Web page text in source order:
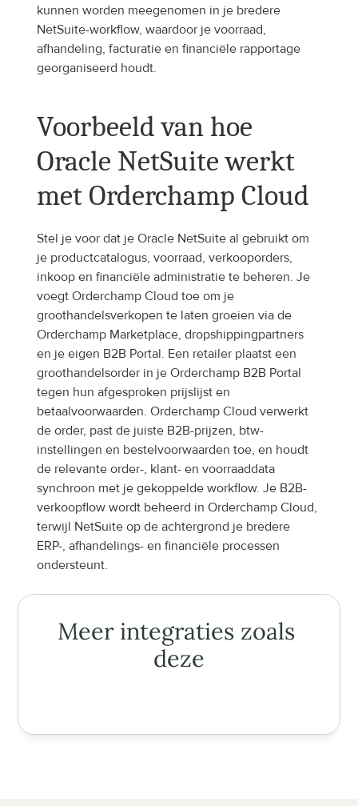
kunnen worden meegenomen in je bredere
NetSuite-workflow, waardoor je voorraad,
afhandeling, facturatie en financiële rapportage
georganiseerd houdt.
Voorbeeld van hoe
Oracle NetSuite werkt
met Orderchamp Cloud
Stel je voor dat je Oracle NetSuite al gebruikt om
je productcatalogus, voorraad, verkooporders,
inkoop en financiële administratie te beheren. Je
voegt Orderchamp Cloud toe om je
groothandelsverkopen te laten groeien via de
Orderchamp Marketplace, dropshippingpartners
en je eigen B2B Portal. Een retailer plaatst een
groothandelsorder in je Orderchamp B2B Portal
tegen hun afgesproken prijslijst en
betaalvoorwaarden. Orderchamp Cloud verwerkt
de order, past de juiste B2B-prijzen, btw-
instellingen en bestelvoorwaarden toe, en houdt
de relevante order-, klant- en voorraaddata
synchroon met je gekoppelde workflow. Je B2B-
verkoopflow wordt beheerd in Orderchamp Cloud,
terwijl NetSuite op de achtergrond je bredere
ERP-, afhandelings- en financiële processen
ondersteunt.
Meer integraties zoals
deze